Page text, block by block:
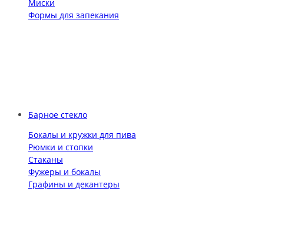
Миски
Формы для запекания
Барное стекло
Бокалы и кружки для пива
Рюмки и стопки
Стаканы
Фужеры и бокалы
Графины и декантеры